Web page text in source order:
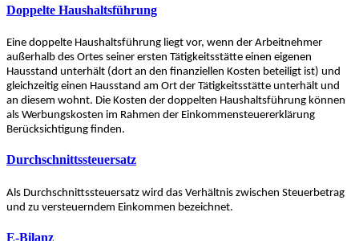
Doppelte Haushaltsführung
Eine doppelte Haushaltsführung liegt vor, wenn der Arbeitnehmer
außerhalb des Ortes seiner ersten Tätigkeitsstätte einen eigenen
Hausstand unterhält (dort an den finanziellen Kosten beteiligt ist) und
gleichzeitig einen Hausstand am Ort der Tätigkeitsstätte unterhält und
an diesem wohnt. Die Kosten der doppelten Haushaltsführung können
als Werbungskosten im Rahmen der Einkommensteuererklärung
Berücksichtigung finden.
Durchschnittssteuersatz
Als Durchschnittssteuersatz wird das Verhältnis zwischen Steuerbetrag
und zu versteuerndem Einkommen bezeichnet.
E-Bilanz